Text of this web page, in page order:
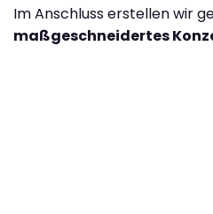
Im Anschluss erstellen wir
maßgeschneidertes